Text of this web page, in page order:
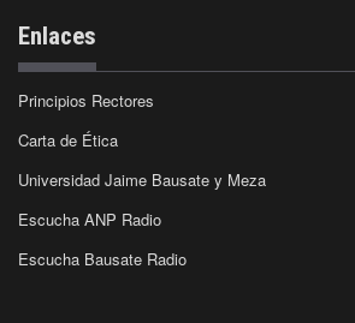
Enlaces
Principios Rectores
Carta de Ética
Universidad Jaime Bausate y Meza
Escucha ANP Radio
Escucha Bausate Radio